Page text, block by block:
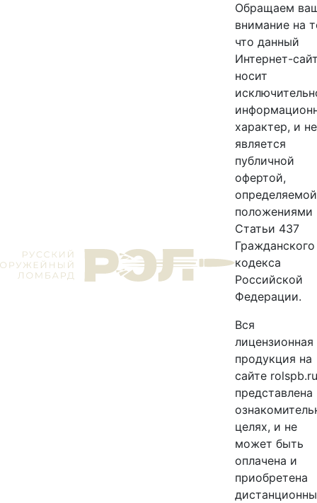
Обращаем
внимание на
что данный
Интернет-
носит
характер, и не
является
публичной
офертой,
определяемой
положениями
Статьи 437
Гражданского
кодекса
Российской
Федерации.
Вся
лицензионная
продукция на
сайте rolspb.ru
представлена
целях, и не
может быть
оплачена и
приобретена